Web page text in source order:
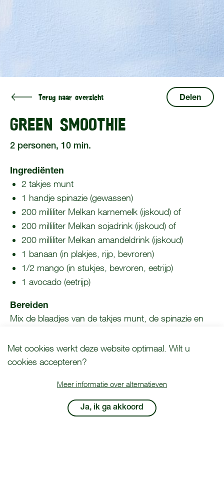
COOKIE MELDING
Met cookies werkt deze website optimaal. Wilt u
cookies accepteren?
Meer informatie over alternatieven
Ja, ik ga akkoord
Terug naar overzicht Delen
GREEN SMOOTHIE
2 personen, 10 min.
Ingrediënten
2 takjes munt
1 handje spinazie (gewassen)
200 milliliter Melkan karnemelk (ijskoud) of
200 milliliter Melkan sojadrink (ijskoud) of
200 milliliter Melkan amandeldrink (ijskoud)
1 banaan (in plakjes, rijp, bevroren)
1/2 mango (in stukjes, bevroren, eetrijp)
1 avocado (eetrijp)
Bereiden
Mix de blaadjes van de takjes munt, de spinazie en
een blender helemaal fijn.
Voeg de banaan, mango en het vruchtvlees van de
avocado toe. Blend nog 30 seconden tot een gladde